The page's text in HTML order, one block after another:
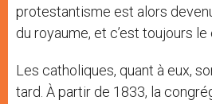
protestantisme est alors
du royaume, et c’est toujours le
Les catholiques, quant à eux,
tard. À partir de 1833, la